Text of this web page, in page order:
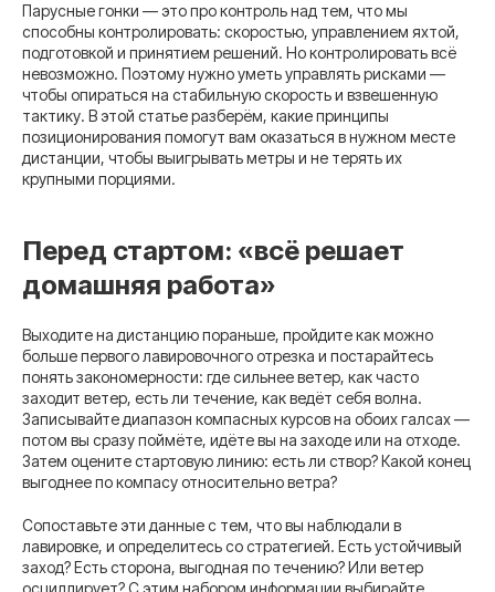
Парусные гонки — это про контроль над тем, что мы
способны контролировать: скоростью, управлением яхтой,
подготовкой и принятием решений. Но контролировать всё
невозможно. Поэтому нужно уметь управлять рисками —
чтобы опираться на стабильную скорость и взвешенную
тактику. В этой статье разберём, какие принципы
позиционирования помогут вам оказаться в нужном месте
дистанции, чтобы выигрывать метры и не терять их
крупными порциями.
Перед стартом: «всё решает
домашняя работа»
Выходите на дистанцию пораньше, пройдите как можно
больше первого лавировочного отрезка и постарайтесь
понять закономерности: где сильнее ветер, как часто
заходит ветер, есть ли течение, как ведёт себя волна.
Записывайте диапазон компасных курсов на обоих галсах —
потом вы сразу поймёте, идёте вы на заходе или на отходе.
Затем оцените стартовую линию: есть ли створ? Какой конец
выгоднее по компасу относительно ветра?
Сопоставьте эти данные с тем, что вы наблюдали в
лавировке, и определитесь со стратегией. Есть устойчивый
заход? Есть сторона, выгодная по течению? Или ветер